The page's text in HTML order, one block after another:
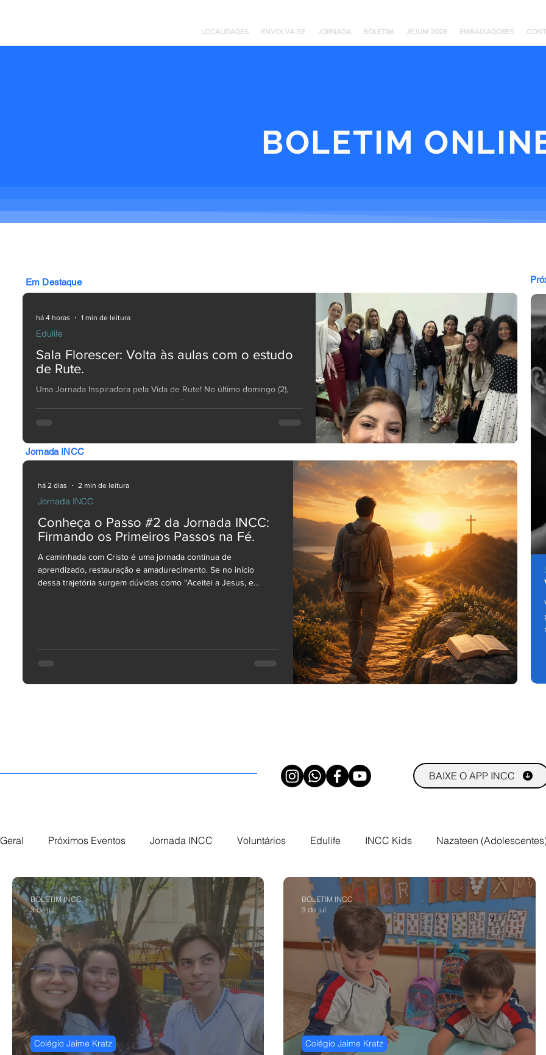
LOCALIDADES ENVOLVA-SE JORNADA BOLETIM JEJUM 2026 EMBAIXADORES
BOLETIM
Sala Florescer: Volta às aulas com o estudo
de Rute.
Uma Jornada Inspiradora pela Vida de Rute! No último domingo (2),
demos início ao estudo da história de Rute — uma mulher bíblica que
com Deus. As integrantes da Sala Florescer mergulharam no contexto
ensinamentos com os desafios da nossa vida contemporânea,
extraindo lições valiosas à luz da Palavra, que se renova e permanece
Edulife
há 4 horas 1 min de leitura
Conheça o Passo #2 da Jornada INCC:
Firmando os Primeiros Passos na Fé.
A caminhada com Cristo é uma jornada contínua de
aprendizado, restauração e amadurecimento. Se no início
dessa trajetória surgem dúvidas como “Aceitei a Jesus, e
para quem acabou de se decidi
Jornada INCC
há 2 dias 2 min de leitura
Em Destaque
Jornada INCC
BAIXE O APP INCC
Geral Próximos Eventos Jornada INCC Voluntários Edulife INCC Kids Nazateen
Mulheres INCC Homens de Honra Missões GC: Grupo de Comunhão Testemunhos Grupo
Flavio Valvassoura Acolhimento INCC Extensões Nazareno Central Music Kingdom Retiro
ACORD ABRA-TE DNI Hope Day MC Nazarenos Compaixão Bazar Missionário
Colégio Jaime Kratz
BOLETIM INCC
3 de jul.
Colégio Jaime Kratz
BOLETIM INCC
3 de jul.